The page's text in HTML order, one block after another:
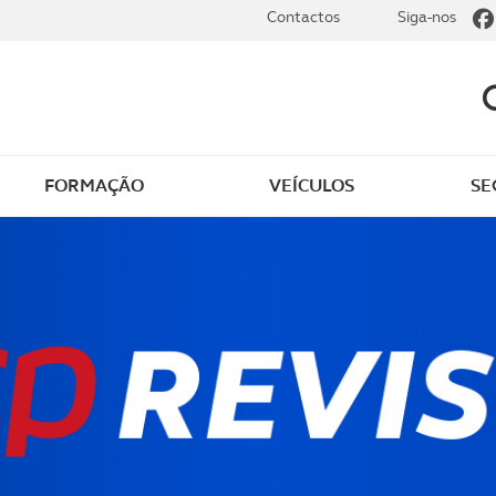
FORMAÇÃO
seus
VEÍCULOS
Contactos Siga-nos